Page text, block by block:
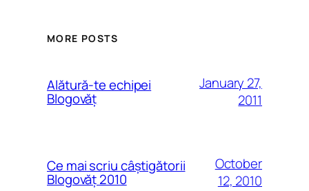
MORE POSTS
Alătură-te echipei
Blogovăț
January 27,
2011
Ce mai scriu câștigătorii
Blogovăț 2010
October
12, 2010